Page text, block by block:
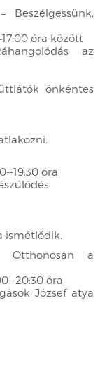
óra között
az
önkéntes
19:30 óra
ismétlődik.
Otthonosan a
20:30 óra
József atya